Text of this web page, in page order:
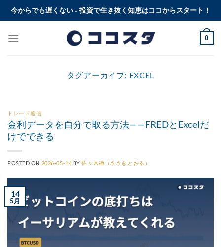
Skip今からでも遅くない - 投資で生き抜く知恵はココからスタート！
0
タグアーカイブ: EXCEL
トレード通信
金利データを自分で取る方法——FREDとExcelだ
けでできる
POSTED ON 2026-05-14 BY佐々木徹（ささきとおる）
14
5月